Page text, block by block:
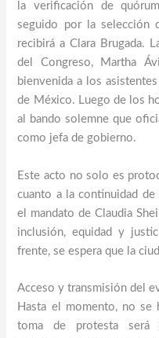
la verificación de
seguido por la selección
recibirá a Clara Brugada.
del Congreso, Martha
bienvenida a los
de México. Luego de los
al bando solemne que
como jefa de gobierno.
Este acto no solo es
cuanto a la continuidad
el mandato de Claudia
inclusión, equidad y
frente, se espera que la
Acceso y transmisión del
Hasta el momento, no se
toma de protesta será